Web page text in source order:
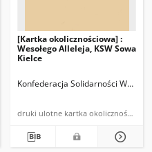
w Kielcach
powielona
[Kartka okolicznościowa] :
Wesołego Alleleja, KSW Sowa
Kielce
Konfederacja Solidarności
druki ulotne kartka okolicznościowa